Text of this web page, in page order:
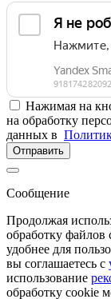
Нажимая на
на обработку
данных в
Отправить
Сообщение
Продолжая
обработку файлов
удобнее для
вы соглашаетесь с
использование
обработку cookie